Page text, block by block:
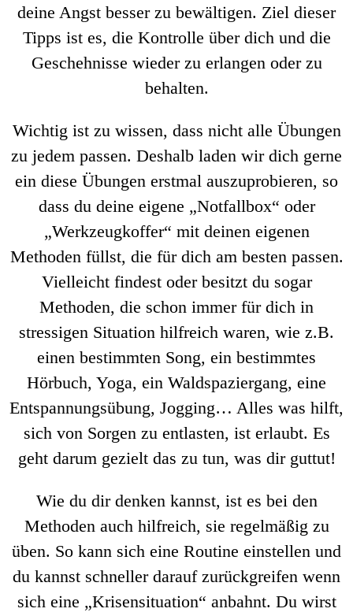
deine Angst besser zu bewältigen. Ziel dieser
Tipps ist es, die Kontrolle über dich und die
Geschehnisse wieder zu erlangen oder zu
behalten.
Wichtig ist zu wissen, dass nicht alle Übungen
zu jedem passen. Deshalb laden wir dich gerne
ein diese Übungen erstmal auszuprobieren, so
dass du deine eigene „Notfallbox“ oder
„Werkzeugkoffer“ mit deinen eigenen
Methoden füllst, die für dich am besten passen.
Vielleicht findest oder besitzt du sogar
Methoden, die schon immer für dich in
stressigen Situation hilfreich waren, wie z.B.
einen bestimmten Song, ein bestimmtes
Hörbuch, Yoga, ein Waldspaziergang, eine
Entspannungsübung, Jogging… Alles was hilft,
sich von Sorgen zu entlasten, ist erlaubt. Es
geht darum gezielt das zu tun, was dir guttut!
Wie du dir denken kannst, ist es bei den
Methoden auch hilfreich, sie regelmäßig zu
üben. So kann sich eine Routine einstellen und
du kannst schneller darauf zurückgreifen wenn
sich eine „Krisensituation“ anbahnt. Du wirst